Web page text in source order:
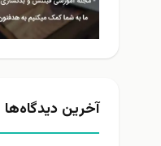
آخرین دیدگاه‌ها